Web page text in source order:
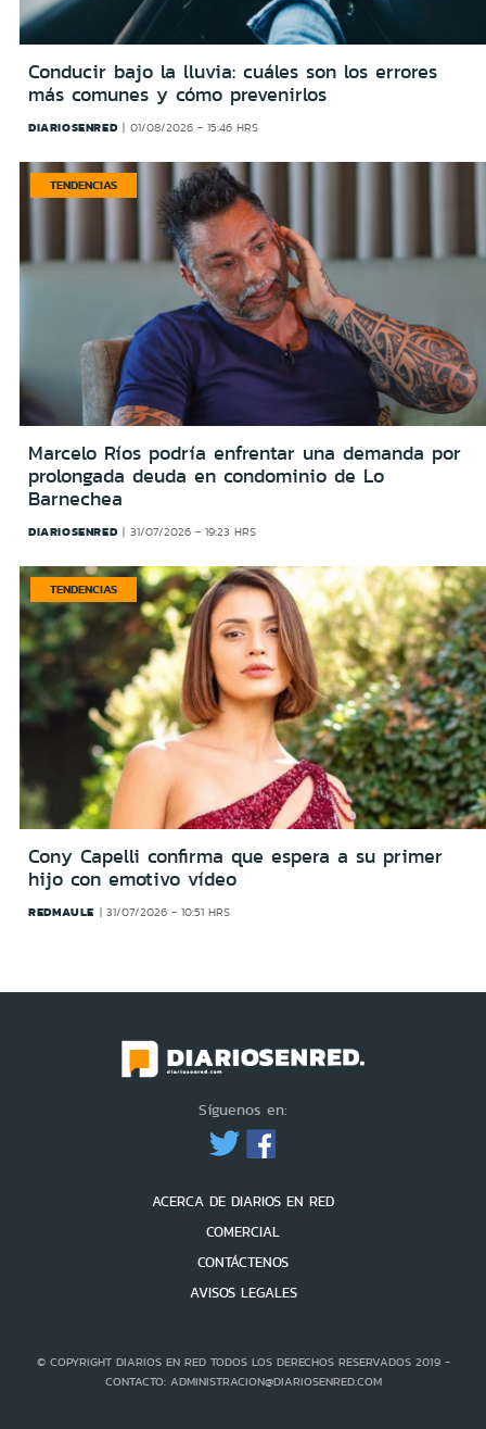
Conducir bajo la lluvia: cuáles son los errores
más comunes y cómo prevenirlos
DIARIOSENRED 01/08/2026 - 15:46 HRS
TENDENCIAS
Marcelo Ríos podría enfrentar una demanda por
prolongada deuda en condominio de Lo
Barnechea
DIARIOSENRED 31/07/2026 - 19:23 HRS
TENDENCIAS
Cony Capelli confirma que espera a su primer
hijo con emotivo vídeo
REDMAULE 31/07/2026 - 10:51 HRS
Síguenos en:
ACERCA DE DIARIOS EN RED
COMERCIAL
CONTÁCTENOS
AVISOS LEGALES
© COPYRIGHT DIARIOS EN RED TODOS LOS DERECHOS RESERVADOS 2019 -
CONTACTO: ADMINISTRACION@DIARIOSENRED.COM